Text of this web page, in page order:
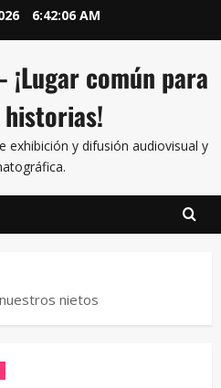
6:42:06 AM
común para
exhibición y difusión audiovisual y
nietos